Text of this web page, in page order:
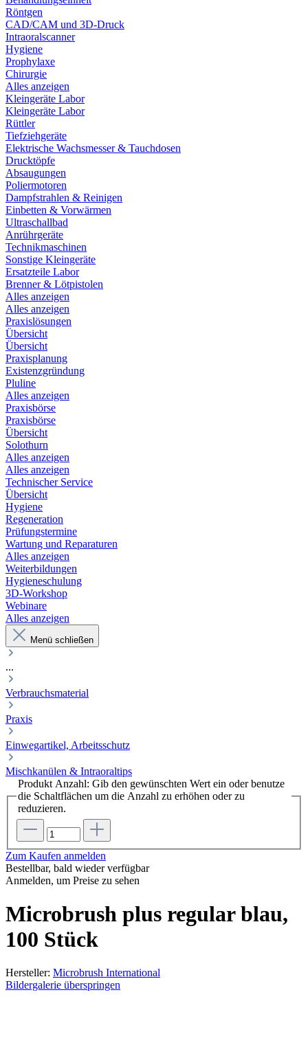
Röntgen
CAD/CAM und 3D-Druck
Intraoralscanner
Hygiene
Prophylaxe
Chirurgie
Alles anzeigen
Kleingeräte Labor
Kleingeräte Labor
Rüttler
Tiefziehgeräte
Elektrische Wachsmesser & Tauchdosen
Drucktöpfe
Absaugungen
Poliermotoren
Dampfstrahlen & Reinigen
Einbetten & Vorwärmen
Ultraschallbad
Anrührgeräte
Technikmaschinen
Sonstige Kleingeräte
Ersatzteile Labor
Brenner & Lötpistolen
Alles anzeigen
Alles anzeigen
Praxislösungen
Übersicht
Übersicht
Praxisplanung
Existenzgründung
Pluline
Alles anzeigen
Praxisbörse
Praxisbörse
Übersicht
Solothurn
Alles anzeigen
Alles anzeigen
Technischer Service
Übersicht
Hygiene
Regeneration
Prüfungstermine
Wartung und Reparaturen
Alles anzeigen
Weiterbildungen
Hygieneschulung
3D-Workshop
Webinare
Alles anzeigen
Menü schließen
...
Verbrauchsmaterial
Praxis
Einwegartikel, Arbeitsschutz
Mischkanülen & Intraoraltips
Produkt Anzahl: Gib den gewünschten Wert ein oder benutze
die Schaltflächen um die Anzahl zu erhöhen oder zu
reduzieren.
Zum Kaufen anmelden
Bestellbar, bald wieder verfügbar
Anmelden, um Preise zu sehen
Microbrush plus regular blau,
100 Stück
Hersteller: Microbrush International
Bildergalerie überspringen